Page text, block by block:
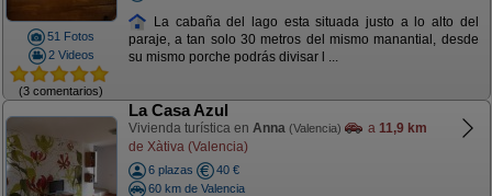
51 Fotos
2 Videos
(3 comentarios)
La cabaña del lago esta situada justo a lo alto del
paraje, a tan solo 30 metros del mismo manantial, desde
su mismo porche podrás divisar l ...
La Casa Azul
Vivienda turística en Anna (Valencia) a 11,9 km
de Xàtiva (Valencia)
6 plazas
40 €
60 km de Valencia